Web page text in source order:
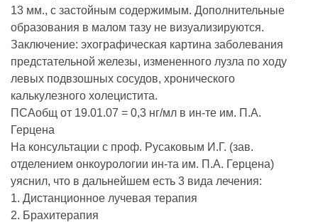
13 мм., с застойным содержимым. Дополнительные
образования в малом тазу не визуализируются.
Заключение: эхографическая картина заболевания
предстательной железы, измененного лузла по ходу
левых подвзошных сосудов, хронического
калькулезного холецистита.
ПСАобщ от 19.01.07 = 0,3 нг/мл в ин-те им. П.А.
Герцена
На консультации с проф. Русаковым И.Г. (зав.
отделением онкоурологии ин-та им. П.А. Герцена)
уяснил, что в дальнейшем есть 3 вида лечения:
1. Дистанционное лучевая терапия
2. Брахитерапия